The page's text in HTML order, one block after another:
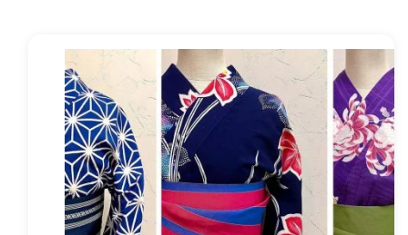
その他注目コンテンツ